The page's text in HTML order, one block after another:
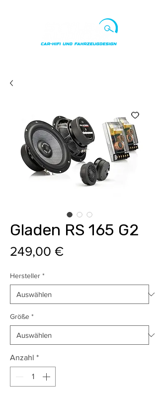
Gladen RS 165 G2
249,00 €Preis
Hersteller *
Größe *
Anzahl *